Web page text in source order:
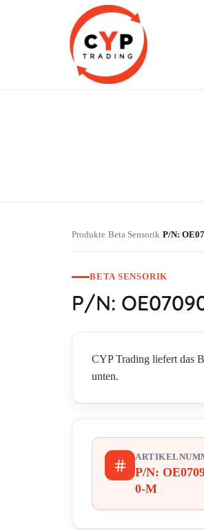
Produkte›Beta Sensorik›P/N:
BETA SENSORIK
P/N:
CYP Trading liefert das
unten.
P/N:
0-M